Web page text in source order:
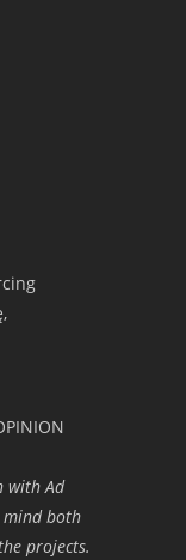
with Ad
mind both
projects.